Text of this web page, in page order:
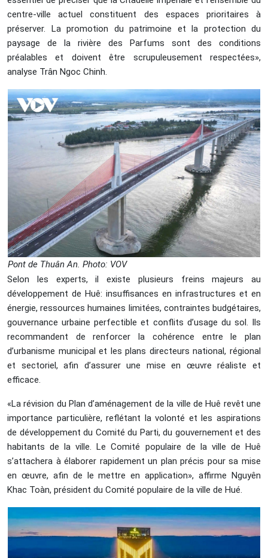
centre-ville actuel constituent des espaces prioritaires à
préserver. La promotion du patrimoine et la protection du
paysage de la rivière des Parfums sont des conditions
préalables et doivent être scrupuleusement respectées»,
analyse Trân Ngoc Chinh.
Pont de Thuân An. Photo: VOV
Selon les experts, il existe plusieurs freins majeurs au
développement de Huê: insuffisances en infrastructures et en
énergie, ressources humaines limitées, contraintes budgétaires,
gouvernance urbaine perfectible et conflits d’usage du sol. Ils
recommandent de renforcer la cohérence entre le plan
d’urbanisme municipal et les plans directeurs national, régional
et sectoriel, afin d’assurer une mise en œuvre réaliste et
efficace.
«La révision du Plan d’aménagement de la ville de Huê revêt une
importance particulière, reflétant la volonté et les aspirations
de développement du Comité du Parti, du gouvernement et des
habitants de la ville. Le Comité populaire de la ville de Huê
s’attachera à élaborer rapidement un plan précis pour sa mise
en œuvre, afin de le mettre en application», affirme Nguyên
Khac Toàn, président du Comité populaire de la ville de Hué.